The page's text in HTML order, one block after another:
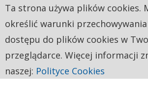
Ta strona używa plików cookies.
określić warunki
dostępu do plików cookies w
przeglądarce. Więcej informacji
naszej: Polityce Cookies